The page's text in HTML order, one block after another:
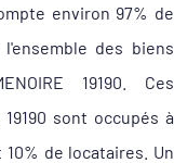
environ 97% de
des biens
19190. Ces
sont occupés à
de locataires. Un